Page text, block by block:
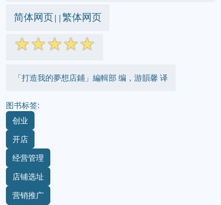
简体网页||繁体网页
☆☆☆☆☆
「打造我的夢想店鋪」編輯部 编，游韻馨 译
图书标签:
创业
开店
经营管理
店铺选址
营销推广